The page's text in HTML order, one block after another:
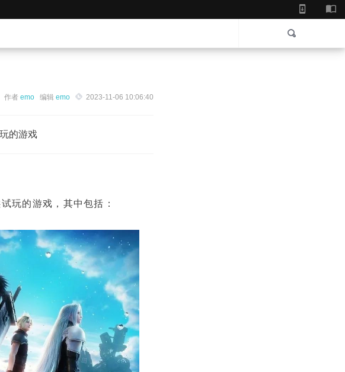
作者 emo编辑 emo 2023-11-06 10:06:40
的游戏
玩的游戏，其中包括：